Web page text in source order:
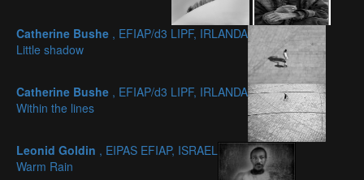
Catherine Bushe , EFIAP/d3 LIPF, IRLANDA
Little shadow
Catherine Bushe , EFIAP/d3 LIPF, IRLANDA
Within the lines
Leonid Goldin , EIPAS EFIAP, ISRAEL
Warm Rain